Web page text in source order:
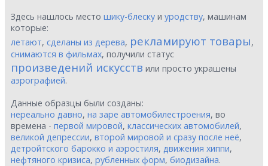
Здесь нашлось место шику-блеску и уродству, машинам
которые:
летают, сделаны из дерева, рекламируют товары,
снимаются в фильмах, получили статус
произведений искусств или просто украшены
аэрографией.
Данные образцы были созданы:
нереально давно, на заре автомобилестроения, во
времена - первой мировой, классических автомобилей,
великой депрессии, второй мировой и сразу после неё,
детройтского барокко и аэростиля, движения хиппи,
нефтяного кризиса, рубленных форм, биодизайна.